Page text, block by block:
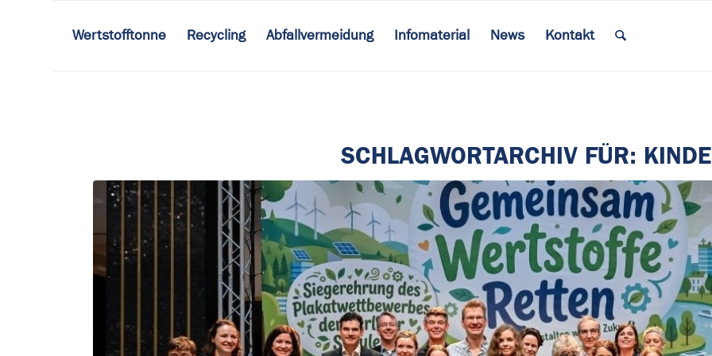
Wertstofftonne Recycling Abfallvermeidung Infomaterial News Kontakt
SCHLAGWORTARCHIV FÜR: